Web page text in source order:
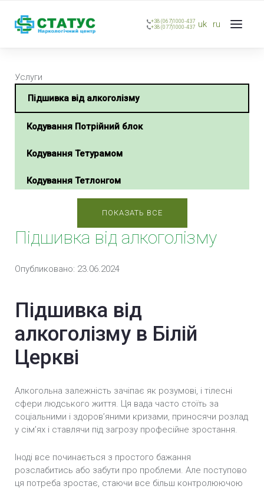
+38 (067)1000-437
+38 (077)1000-437 uk ru
Услуги
Підшивка від алкоголізму
Кодування Потрійний блок
Кодування Тетурамом
Кодування Тетлонгом
Кодування Селінкро
Кодування Наноксолом
Кодування Подвійний блок
Кодування препаратом Вівітрол
Кодування Препаратом «Алгомінал»
Кодування Препаратом «Аквілонг»
Вшивання ампули від алкоголізму (Підшивка)
Анонімне кодування від алкоголізму
Безпечне кодування від алкоголізму
ПОКАЗАТЬ ВСЕ
Підшивка від алкоголізму
Опубликовано: 23.06.2024
Підшивка від
алкоголізму в Білій
Церкві
Алкогольна залежність зачіпає як розумові, і тілесні
сфери людського життя. Ця вада часто стоїть за
соціальними і здоров’яними кризами, приносячи розлад
у сім’ях і ставлячи під загрозу професійне зростання.
Іноді все починається з простого бажання
розслабитись або забути про проблеми. Але поступово
ця потреба зростає, стаючи все більш контролюючою